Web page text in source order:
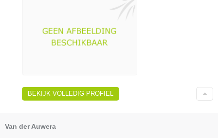
BEKIJK VOLLEDIG PROFIEL
Van der Auwera